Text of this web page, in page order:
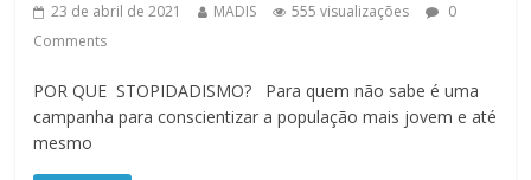
23 de abril de 2021 MADIS 555 visualizações
0
Comments
POR QUE STOPIDADISMO? Para quem não sabe é uma
campanha para conscientizar a população mais jovem e até
mesmo